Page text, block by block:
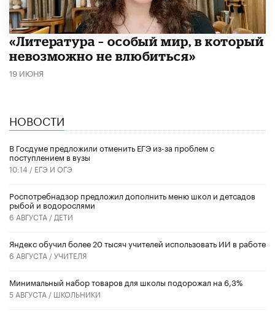
​«Литература – особый мир, в который
невозможно не влюбиться»
19 ИЮНЯ
НОВОСТИ
В Госдуме предложили отменить ЕГЭ из-за проблем с
поступлением в вузы
10:14 / ЕГЭ И ОГЭ
Роспотребнадзор предложил дополнить меню школ и детсадов
рыбой и водорослями
6 АВГУСТА / ДЕТИ
​Яндекс обучил более 20 тысяч учителей использовать ИИ в работе
6 АВГУСТА /УЧИТЕЛЯ
Минимальный набор товаров для школы подорожал на 6,3%
5 АВГУСТА / ШКОЛЬНИКИ